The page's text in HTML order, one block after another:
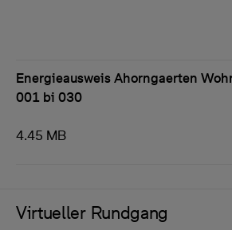
Energieausweis Ahorngaerten
001 bi 030
4.45 MB
Virtueller Rundgang